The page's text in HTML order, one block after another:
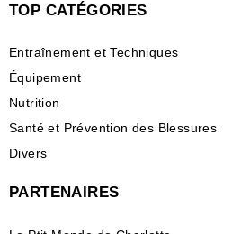
TOP CATÉGORIES
Entraînement et Techniques
Équipement
Nutrition
Santé et Prévention des Blessures
Divers
PARTENAIRES